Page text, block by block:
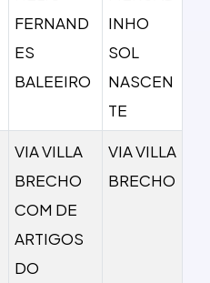
FERNAND
ES
BALEEIRO
INHO
SOL
NASCEN
TE
VIA VILLA
BRECHO
COM DE
ARTIGOS
DO
VIA VILLA
BRECHO